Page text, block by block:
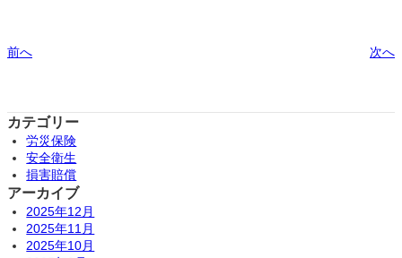
前へ 次へ
カテゴリー
労災保険
安全衛生
損害賠償
アーカイブ
2025年12月
2025年11月
2025年10月